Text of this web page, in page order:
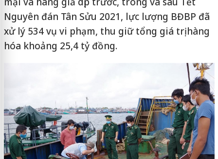
Nguyên đán Tân Sửu 2021, lực lượng BĐBP đã
xử lý 534 vụ vi phạm, thu giữ tổng giá trị hàng
hóa khoảng 25,4 tỷ đồng.